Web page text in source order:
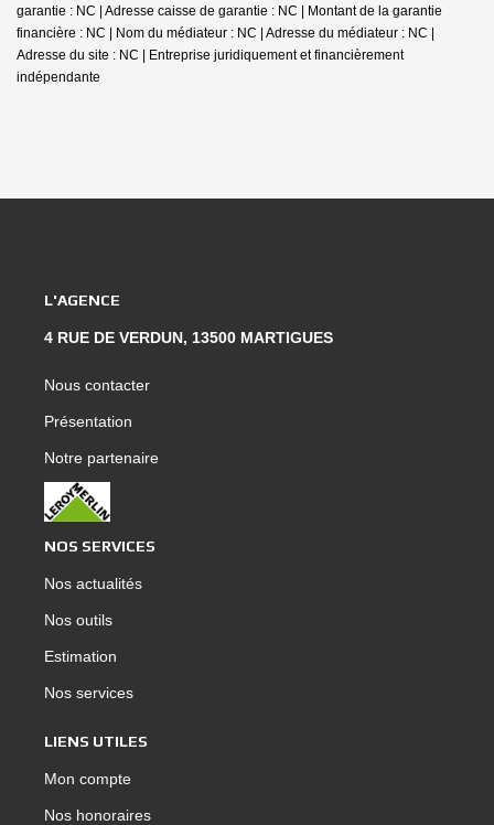
garantie : NC | Adresse caisse de garantie : NC | Montant de la garantie
financière : NC | Nom du médiateur : NC | Adresse du médiateur : NC |
Adresse du site : NC | Entreprise juridiquement et financièrement
indépendante
L'AGENCE
4 RUE DE VERDUN, 13500 MARTIGUES
Nous contacter
Présentation
Notre partenaire
NOS SERVICES
Nos actualités
Nos outils
Estimation
Nos services
LIENS UTILES
Mon compte
Nos honoraires